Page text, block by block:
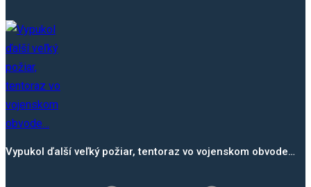
Vypukol ďalší veľký požiar, tentoraz vo vojenskom obvode…